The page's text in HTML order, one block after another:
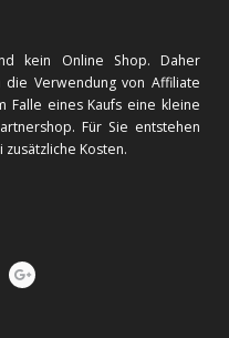
kein Online Shop. Daher
Verwendung von Affiliate
Falle eines Kaufs eine kleine
Für Sie entstehen
Kosten.